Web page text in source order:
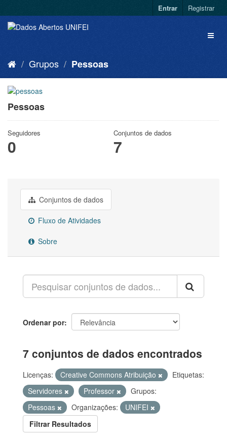
Entrar Registrar
Grupos Pessoas
Pessoas
Seguidores
0
Conjuntos de dados
7
Conjuntos de dados
Fluxo de Atividades
Sobre
Ordenar por
7 conjuntos de dados encontrados
Licenças: Creative Commons Atribuição
Etiquetas:
Servidores
Professor
Grupos:
Pessoas
Organizações:
UNIFEI
Filtrar Resultados